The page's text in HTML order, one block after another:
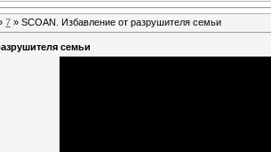
7 » SCOAN. Избавление от разрушителя семьи
семьи